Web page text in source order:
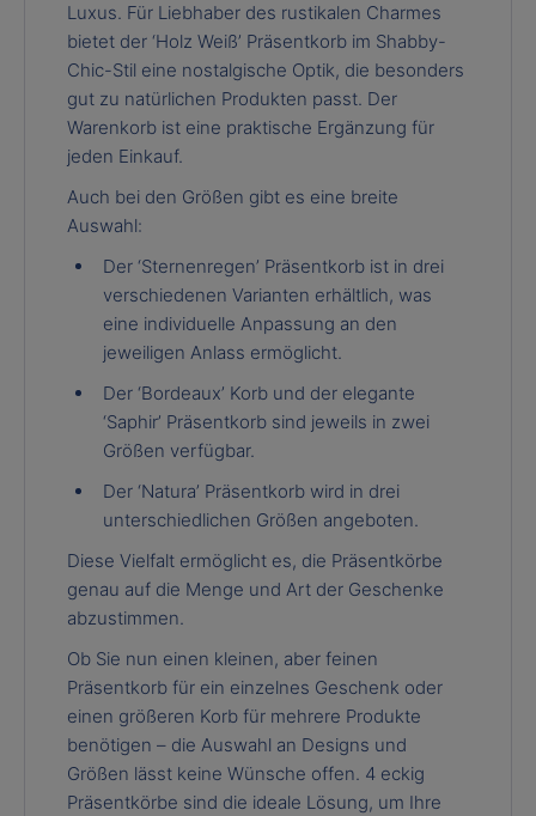
Luxus. Für Liebhaber des rustikalen Charmes
bietet der ‘Holz Weiß’ Präsentkorb im Shabby-
Chic-Stil eine nostalgische Optik, die besonders
gut zu natürlichen Produkten passt. Der
Warenkorb ist eine praktische Ergänzung für
jeden Einkauf.
Auch bei den Größen gibt es eine breite
Auswahl:
Der ‘Sternenregen’ Präsentkorb ist in drei
verschiedenen Varianten erhältlich, was
eine individuelle Anpassung an den
jeweiligen Anlass ermöglicht.
Der ‘Bordeaux’ Korb und der elegante
‘Saphir’ Präsentkorb sind jeweils in zwei
Größen verfügbar.
Der ‘Natura’ Präsentkorb wird in drei
unterschiedlichen Größen angeboten.
Diese Vielfalt ermöglicht es, die Präsentkörbe
genau auf die Menge und Art der Geschenke
abzustimmen.
Ob Sie nun einen kleinen, aber feinen
Präsentkorb für ein einzelnes Geschenk oder
einen größeren Korb für mehrere Produkte
benötigen – die Auswahl an Designs und
Größen lässt keine Wünsche offen. 4 eckig
Präsentkörbe sind die ideale Lösung, um Ihre